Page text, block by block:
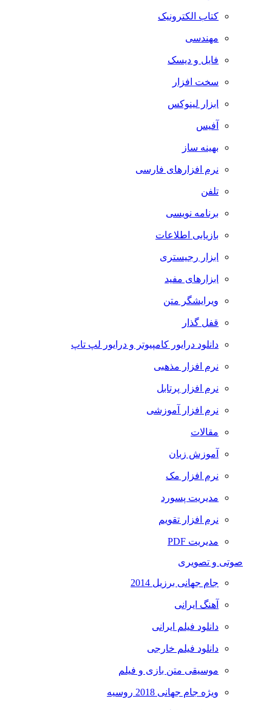
کتاب الکترونیک
مهندسی
فایل و دیسک
سخت افزار
ابزار لینوکس
آفیس
بهینه ساز
نرم افزارهای فارسی
تلفن
برنامه نویسی
بازیابی اطلاعات
ابزار رجیستری
ابزارهای مفید
ویرایشگر متن
قفل گذار
دانلود درایور کامپیوتر و درایور لپ تاپ
نرم افزار مذهبی
نرم افزار پرتابل
نرم افزار آموزشی
مقالات
آموزش زبان
نرم افزار مک
مدیریت پسورد
نرم افزار تقویم
مدیریت PDF
صوتی و تصویری
جام جهانی برزیل 2014
آهنگ ایرانی
دانلود فیلم ایرانی
دانلود فیلم خارجی
موسیقی متن بازی و فیلم
ویژه جام جهانی 2018 روسیه